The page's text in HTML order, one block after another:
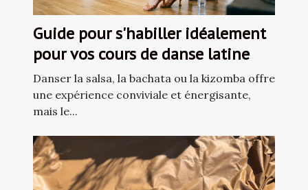
Guide pour s'habiller idéalement
pour vos cours de danse latine
Danser la salsa, la bachata ou la kizomba offre
une expérience conviviale et énergisante,
mais le...